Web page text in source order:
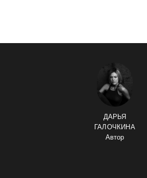
ДАРЬЯ
ГАЛОЧКИНА
Автор